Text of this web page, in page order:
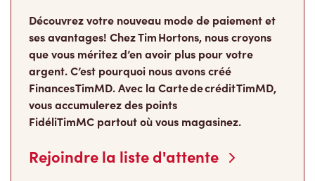
Découvrez votre nouveau mode de paiement et
ses avantages! Chez Tim Hortons, nous croyons
que vous méritez d’en avoir plus pour votre
argent. C’est pourquoi nous avons créé
Finances TimMD. Avec la Carte de crédit TimMD,
vous accumulerez des points
FidéliTimMC partout où vous magasinez.
Rejoindre la liste d'attente